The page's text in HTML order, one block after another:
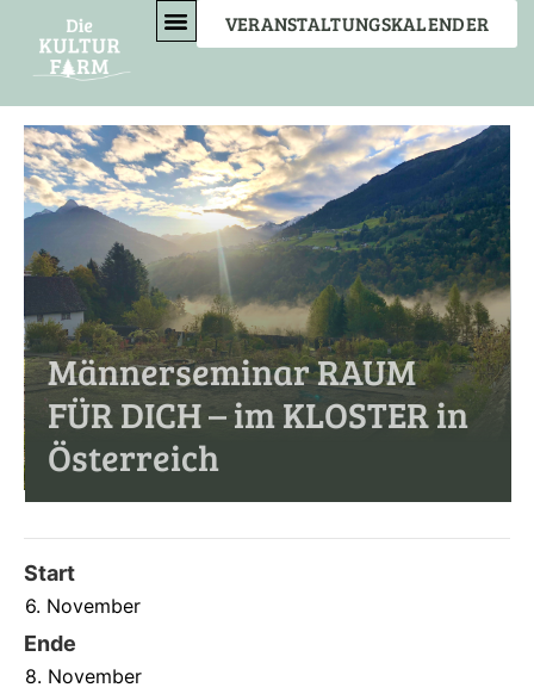
VERANSTALTUNGSKALENDER
Männerseminar RAUM
FÜR DICH – im KLOSTER in
Österreich
Start
6. November
Ende
8. November